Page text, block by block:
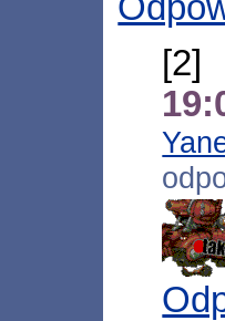
[2]